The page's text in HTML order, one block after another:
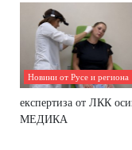
Новини от Русе и региона
експертиза от ЛКК
МЕДИКА